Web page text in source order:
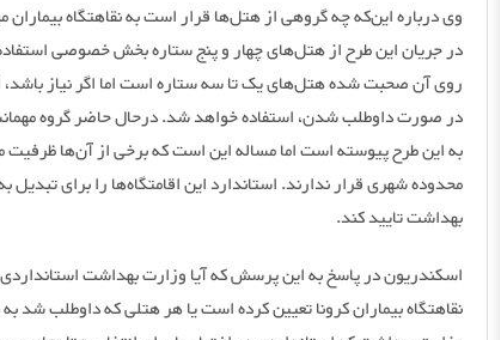
وی درباره این‌که چه گروهی از هتل‌ها قرار است به نقاهتگاه بیماران
در جریان این طرح از هتل‌های چهار و پنج ستاره بخش خصوصی
روی آن صحبت شده هتل‌های یک تا سه ستاره است اما اگر نیاز باشد،
در صورت داوطلب شدن، استفاده خواهد شد. درحال حاضر گروه
به این طرح پیوسته است اما مساله این است که برخی از آن‌ها ظرفیت
محدوده شهری قرار ندارند. استاندارد این اقامتگاه‌ها را برای تبدیل
بهداشت تایید کند.
اسکندریون در پاسخ به این پرسش که آیا وزارت بهداشت
نقاهتگاه بیماران کرونا تعیین کرده است یا هر هتلی که داوطلب شد